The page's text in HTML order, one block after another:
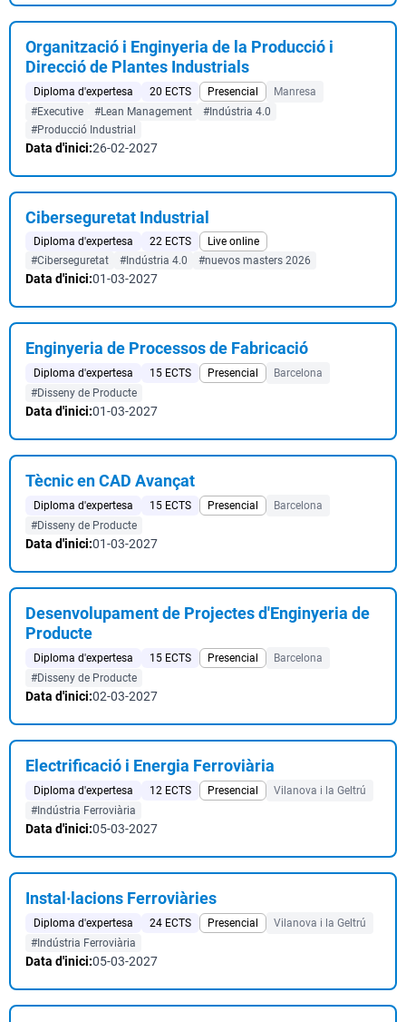
Organització i Enginyeria de la Producció i
Direcció de Plantes Industrials
Diploma d'expertesa 20 ECTS Presencial
Manresa
#Executive
#Lean Management
#Indústria 4.0
#Producció Industrial
Data d'inici:26-02-2027
Ciberseguretat Industrial
Diploma d'expertesa 22 ECTS
Live online
#Ciberseguretat
#Indústria 4.0 #nuevos masters 2026
Data d'inici:01-03-2027
Enginyeria de Processos de Fabricació
Diploma d'expertesa 15 ECTS Presencial
Barcelona
#Disseny de Producte
Data d'inici:01-03-2027
Tècnic en CAD Avançat
Diploma d'expertesa 15 ECTS Presencial
Barcelona
#Disseny de Producte
Data d'inici:01-03-2027
Desenvolupament de Projectes d'Enginyeria de
Producte
Diploma d'expertesa 15 ECTS Presencial
Barcelona
#Disseny de Producte
Data d'inici:02-03-2027
Electrificació i Energia Ferroviària
Diploma d'expertesa 12 ECTS Presencial
Vilanova i la Geltrú
#Indústria Ferroviària
Data d'inici:05-03-2027
Instal·lacions Ferroviàries
Diploma d'expertesa 24 ECTS Presencial
Vilanova i la Geltrú
#Indústria Ferroviària
Data d'inici:05-03-2027